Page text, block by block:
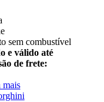
sem combustível
e válido até
de frete:
mais